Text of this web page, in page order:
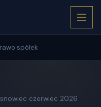
spółek
czerwiec 2026